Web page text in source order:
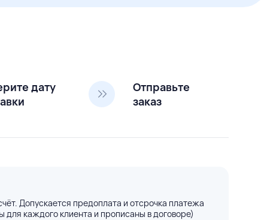
дату
Отправьте
заказ
Допускается предоплата и отсрочка платежа
для каждого клиента и прописаны в договоре)